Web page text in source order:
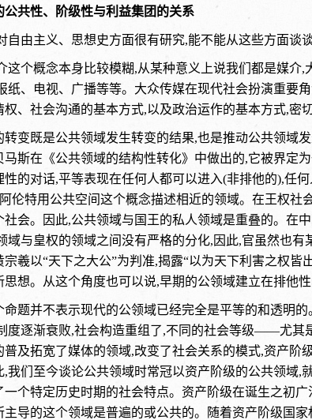
公共性、阶级性与利益集团的关系
自由主义、思想史方面很有研究,能不能从这些方面谈
这个概念本身比较模糊,从某种意义上说我们都是媒介
纸、电视、广播等等。大众传媒在现代社会扮演重要
权、社会沟通的基本方式,以及政治运作的基本方式,密切
转变既是公共领域发生转变的结果,也是推动公共领域
马斯在《公共领域的结构性转化》中做出的,它被界定
性的对话,平等表现在任何人都可以进入(非排他的),任
伦特用公共空间这个概念描述相近的领域。在王权
社会。因此,公共领域与国王的私人领域是重叠的。
域与皇权的领域之间没有严格的分化,因此,官虽然也
宗羲以“天下之大公”为判准,揭露“以为天下利害之权
思想。从这个角度也可以说,早期的公领域建立在排他性
命题并不表示现代的公领域已经完全是平等的和透明
度逐渐衰败,社会构造重组了,不同的社会等级——尤
普及拓宽了媒体的领域,改变了社会关系的模式,资产
,我们至今谈论公共领域时常冠以资产阶级的公共领域
一个特定历史时期的社会特点。资产阶级在诞生之初
主导的这个领域是普遍的或公共的。随着资产阶级国